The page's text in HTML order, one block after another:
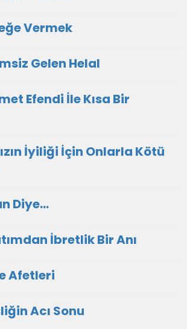
Vermek
Gelen Helal
Efendi İle Kısa Bir
İyiliği İçin Onlarla Kötü
Diye...
İbretlik Bir Anı
Afetleri
Acı Sonu